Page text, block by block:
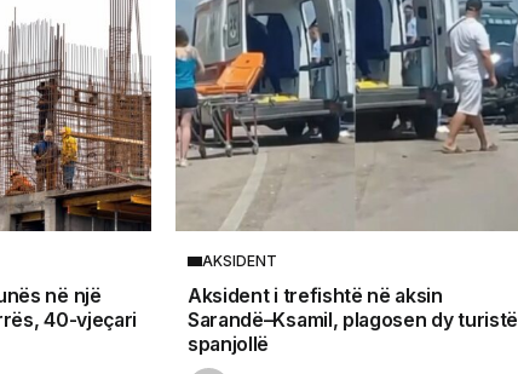
në një
40-vjeçari
AKSIDENT
Aksident i trefishtë në aksin
Sarandë–Ksamil, plagosen dy turistë
spanjollë